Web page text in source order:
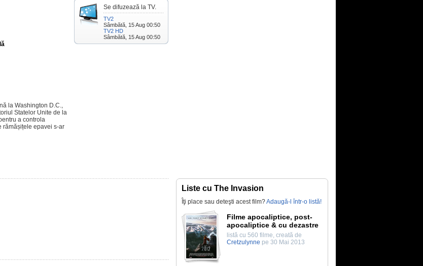
la Washington D.C.,
Statelor Unite de la
a controla
rămășițele epavei s-ar
Se difuzează la TV.
TV2
Sâmbătă, 15 Aug 00:50
TV2 HD
Sâmbătă, 15 Aug 00:50
Liste cu The Invasion
Îţi place sau deteşti acest film?Adaugă-l într-o listă!
Filme apocaliptice, post-
apocaliptice & cu dezastre
listă cu 560 filme, creată de
Cretzulynne pe 30 Mai 2013